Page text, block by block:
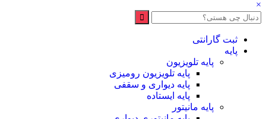
×
ثبت گارانتی
پایه
پایه تلویزیون
پایه تلویزیون رومیزی
پایه دیواری و سقفی
پایه ایستاده
پایه مانیتور